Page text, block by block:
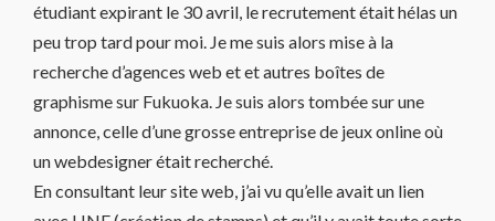
étudiant expirant le 30 avril, le recrutement était hélas un
peu trop tard pour moi. Je me suis alors mise à la
recherche d’agences web et et autres boîtes de
graphisme sur Fukuoka. Je suis alors tombée sur une
annonce, celle d’une grosse entreprise de jeux online où
un webdesigner était recherché.
En consultant leur site web, j’ai vu qu’elle avait un lien